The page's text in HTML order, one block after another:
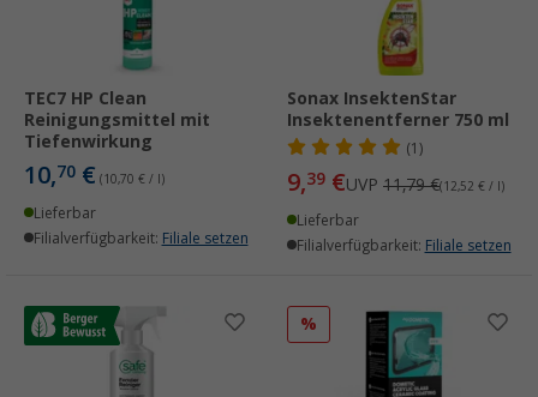
TEC7 HP Clean
Reinigungsmittel mit
Tiefenwirkung
10,70 € (10,70 € / l)
Lieferbar
Filialverfügbarkeit: Filiale setzen
Sonax InsektenStar
Insektenentferner 750 ml
(1)
9,39 €UVP 11,79 €(12,52 € / l)
Lieferbar
Filialverfügbarkeit: Filiale setzen
%